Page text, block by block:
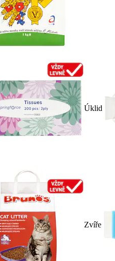
Úklid
Zvíře